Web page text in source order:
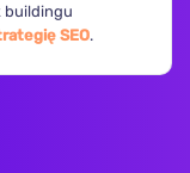
buildingu
SEO.